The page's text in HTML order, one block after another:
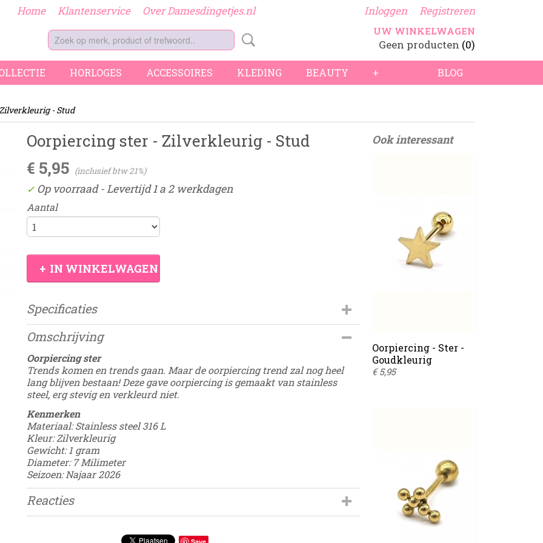
Home Klantenservice Over Damesdingetjes.nl Inloggen Registreren
UW WINKELWAGEN
Geen producten (0)
BLOG
HORLOGES ACCESSOIRES KLEDING BEAUTY +
- Stud
Oorpiercing ster - Zilverkleurig - Stud
€ 5,95 (inclusief btw 21%)
✓ Op voorraad- Levertijd 1 a 2 werkdagen
Aantal
IN WINKELWAGEN
Specificaties
Productcode
EAN code
Omschrijving
Oorpiercing ster
Trends komen en trends gaan. Maar de oorpiercing trend zal nog heel
lang blijven bestaan! Deze gave oorpiercing is gemaakt van stainless
steel, erg stevig en verkleurd niet.
Kenmerken
Materiaal: Stainless steel 316 L
Kleur: Zilverkleurig
Gewicht: 1 gram
Diameter: 7 Milimeter
Seizoen: Najaar 2026
Reacties
Ook interessant
Oorpiercing - Ster -
Goudkleurig
€ 5,95